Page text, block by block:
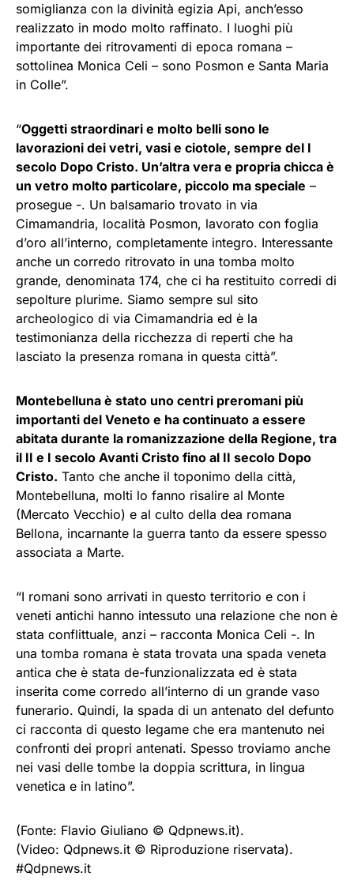
somiglianza con la divinità egizia Api, anch’esso
realizzato in modo molto raffinato. I luoghi più
importante dei ritrovamenti di epoca romana –
sottolinea Monica Celi – sono Posmon e Santa Maria
in Colle”.
“Oggetti straordinari e molto belli sono le
lavorazioni dei vetri, vasi e ciotole, sempre del I
secolo Dopo Cristo. Un’altra vera e propria chicca è
un vetro molto particolare, piccolo ma speciale –
prosegue -. Un balsamario trovato in via
Cimamandria, località Posmon, lavorato con foglia
d’oro all’interno, completamente integro. Interessante
anche un corredo ritrovato in una tomba molto
grande, denominata 174, che ci ha restituito corredi di
sepolture plurime. Siamo sempre sul sito
archeologico di via Cimamandria ed è la
testimonianza della ricchezza di reperti che ha
lasciato la presenza romana in questa città”.
Montebelluna è stato uno centri preromani più
importanti del Veneto e ha continuato a essere
abitata durante la romanizzazione della Regione, tra
il II e I secolo Avanti Cristo fino al II secolo Dopo
Cristo. Tanto che anche il toponimo della città,
Montebelluna, molti lo fanno risalire al Monte
(Mercato Vecchio) e al culto della dea romana
Bellona, incarnante la guerra tanto da essere spesso
associata a Marte.
“I romani sono arrivati in questo territorio e con i
veneti antichi hanno intessuto una relazione che non è
stata conflittuale, anzi – racconta Monica Celi -. In
una tomba romana è stata trovata una spada veneta
antica che è stata de-funzionalizzata ed è stata
inserita come corredo all’interno di un grande vaso
funerario. Quindi, la spada di un antenato del defunto
ci racconta di questo legame che era mantenuto nei
confronti dei propri antenati. Spesso troviamo anche
nei vasi delle tombe la doppia scrittura, in lingua
venetica e in latino”.
(Fonte: Flavio Giuliano © Qdpnews.it).
(Video: Qdpnews.it © Riproduzione riservata).
#Qdpnews.it